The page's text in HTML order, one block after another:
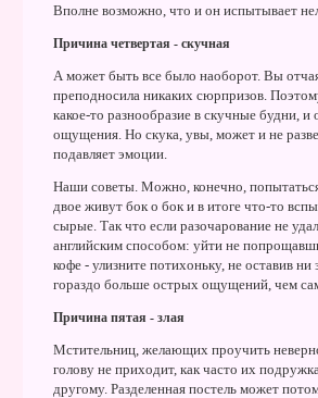
Вполне возможно, что и он испытывает
Причина четвертая - скучная
А может быть все было наоборот. Вы
преподносила никаких сюрпризов.
какое-то разнообразие в скучные будни,
ощущения. Но скука, увы, может и не
подавляет эмоции.
Наши советы. Можно, конечно, попытаться
двое живут бок о бок и в итоге что-то
сырые. Так что если разочарование не
английским способом: уйти не
кофе - улизните потихоньку, не оставив
гораздо больше острых ощущений, чем
Причина пятая - злая
Мстительниц, желающих проучить
голову не приходит, как часто их
другому. Разделенная постель может